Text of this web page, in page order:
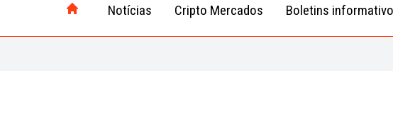
Notícias
Notícias
Cripto
Cripto Mercados
(BTC)
Boletins